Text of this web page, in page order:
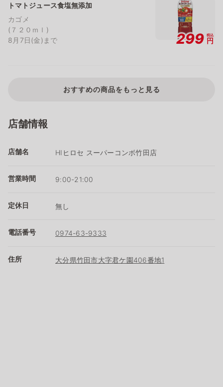
トマトジュース食塩無添加
カゴメ
(７２０ｍｌ)
8月7日(金)まで
299 税込
円
おすすめの商品をもっと見る
店舗情報
店舗名 HIヒロセ スーパーコンボ竹田店
営業時間 9:00-21:00
定休日 無し
電話番号 0974-63-9333
住所 大分県竹田市大字君ケ園406番地1